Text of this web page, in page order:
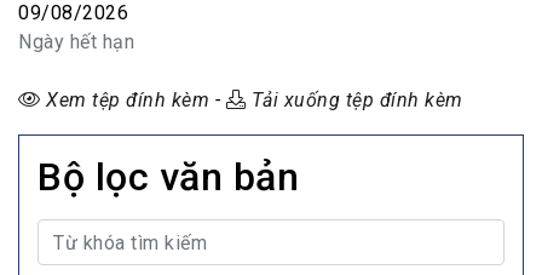
09/08/2026
Ngày hết hạn
Xem tệp đính kèm - Tải xuống tệp đính kèm
Bộ lọc văn bản